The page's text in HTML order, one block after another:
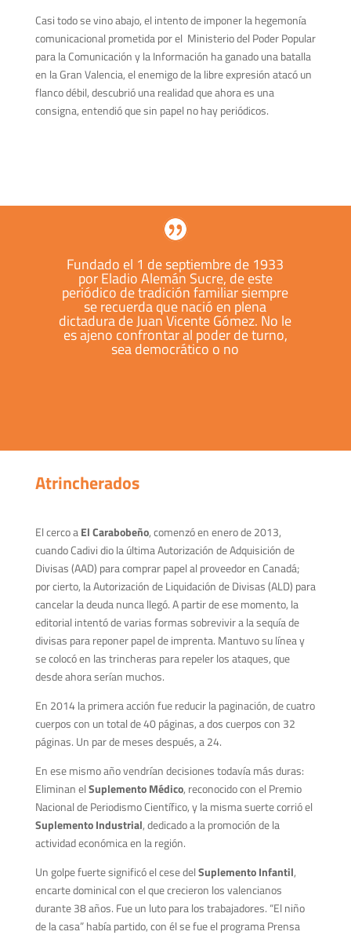
Casi todo se vino abajo, el intento de imponer la hegemonía
comunicacional prometida por el Ministerio del Poder Popular
para la Comunicación y la Información ha ganado una batalla
en la Gran Valencia, el enemigo de la libre expresión atacó un
flanco débil, descubrió una realidad que ahora es una
consigna, entendió que sin papel no hay periódicos.
Fundado el 1 de septiembre de 1933
por Eladio Alemán Sucre, de este
periódico de tradición familiar siempre
se recuerda que nació en plena
dictadura de Juan Vicente Gómez. No le
es ajeno confrontar al poder de turno,
sea democrático o no
Atrincherados
El cerco aEl Carabobeño, comenzó en enero de 2013,
cuando Cadivi dio la última Autorización de Adquisición de
Divisas (AAD) para comprar papel al proveedor en Canadá;
por cierto, la Autorización de Liquidación de Divisas (ALD) para
cancelar la deuda nunca llegó. A partir de ese momento, la
editorial intentó de varias formas sobrevivir a la sequía de
divisas para reponer papel de imprenta. Mantuvo su línea y
se colocó en las trincheras para repeler los ataques, que
desde ahora serían muchos.
En 2014 la primera acción fue reducir la paginación, de cuatro
cuerpos con un total de 40 páginas, a dos cuerpos con 32
páginas. Un par de meses después, a 24.
En ese mismo año vendrían decisiones todavía más duras:
Eliminan elSuplemento Médico, reconocido con el Premio
Nacional de Periodismo Científico, y la misma suerte corrió el
Suplemento Industrial, dedicado a la promoción de la
actividad económica en la región.
Un golpe fuerte significó el cese delSuplemento Infantil,
encarte dominical con el que crecieron los valencianos
durante 38 años. Fue un luto para los trabajadores. “El niño
de la casa” había partido, con él se fue el programa Prensa